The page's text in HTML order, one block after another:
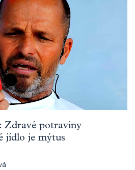
Zdravé potraviny
jídlo je mýtus